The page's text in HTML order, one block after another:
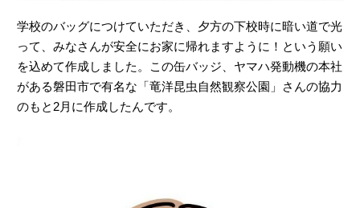
学校のバッグにつけていただき、夕方の下校時に暗い道で光
って、みなさんが安全にお家に帰れますように！という願い
を込めて作成しました。この缶バッジ、ヤマハ発動機の本社
がある磐田市で有名な「竜洋昆虫自然観察公園」さんの協力
のもと2月に作成したんです。